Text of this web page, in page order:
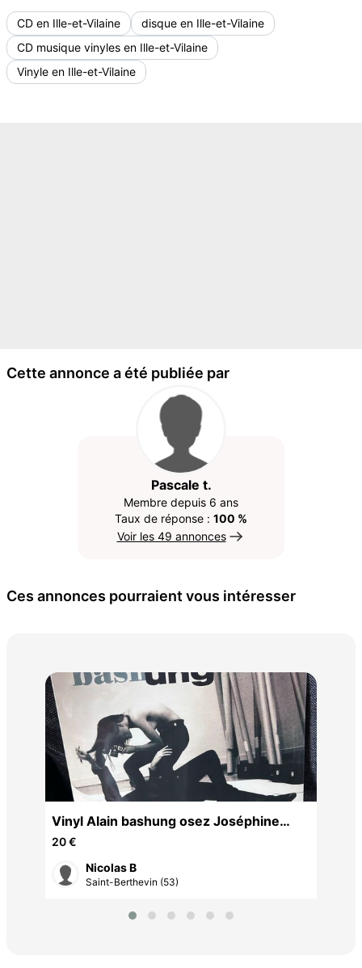
CD en Ille-et-Vilaine
disque en Ille-et-Vilaine
CD musique vinyles en Ille-et-Vilaine
Vinyle en Ille-et-Vilaine
Cette annonce a été publiée par
Pascale t.
Membre depuis 6 ans
Taux de réponse : 100 %
Voir les 49 annonces
Ces annonces pourraient vous intéresser
Vinyl Alain bashung osez Joséphine
neuf sous blister
20 €
Nicolas B
Saint-Berthevin (53)